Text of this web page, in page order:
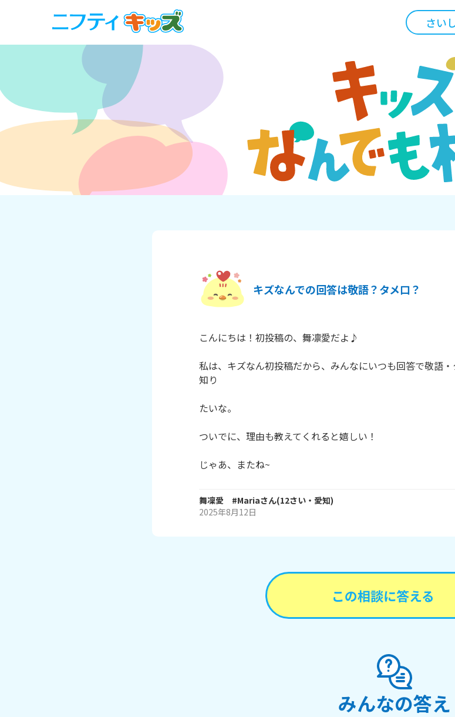
さい
キズなんでの回答は敬語？タメ口？
こんにちは！初投稿の、舞凛愛だよ♪
私は、キズなん初投稿だから、みんなにいつも回答で敬語
知り
たいな。
ついでに、理由も教えてくれると嬉しい！
舞凜愛 #Mariaさん(12さい・ 愛知)
2025年8月12日
この相談に答える
みんなの答え